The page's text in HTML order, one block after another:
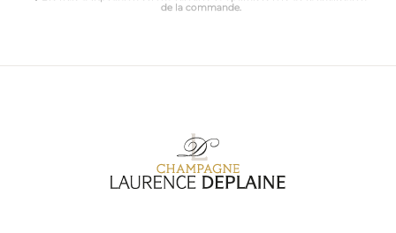
de la commande.